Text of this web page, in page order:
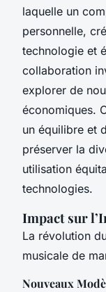
laquelle un
personnelle,
technologie et
collaboration
explorer de
économiques.
un équilibre et
préserver la
utilisation
technologies.
Impact sur
La révolution
musicale de
Nouveaux